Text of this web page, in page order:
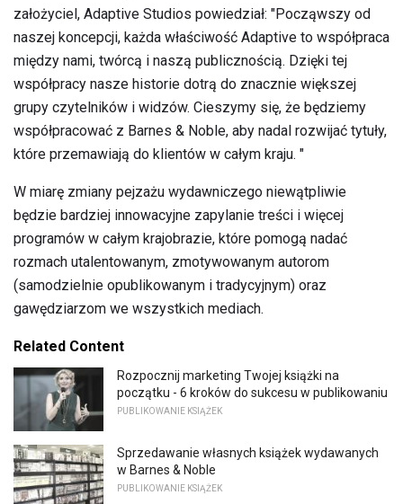
założyciel, Adaptive Studios powiedział: "Począwszy od
naszej koncepcji, każda właściwość Adaptive to współpraca
między nami, twórcą i naszą publicznością. Dzięki tej
współpracy nasze historie dotrą do znacznie większej
grupy czytelników i widzów. Cieszymy się, że będziemy
współpracować z Barnes & Noble, aby nadal rozwijać tytuły,
które przemawiają do klientów w całym kraju. "
W miarę zmiany pejzażu wydawniczego niewątpliwie
będzie bardziej innowacyjne zapylanie treści i więcej
programów w całym krajobrazie, które pomogą nadać
rozmach utalentowanym, zmotywowanym autorom
(samodzielnie opublikowanym i tradycyjnym) oraz
gawędziarzom we wszystkich mediach.
Related Content
Rozpocznij marketing Twojej książki na
początku - 6 kroków do sukcesu w publikowaniu
PUBLIKOWANIE KSIĄŻEK
Sprzedawanie własnych książek wydawanych
w Barnes & Noble
PUBLIKOWANIE KSIĄŻEK